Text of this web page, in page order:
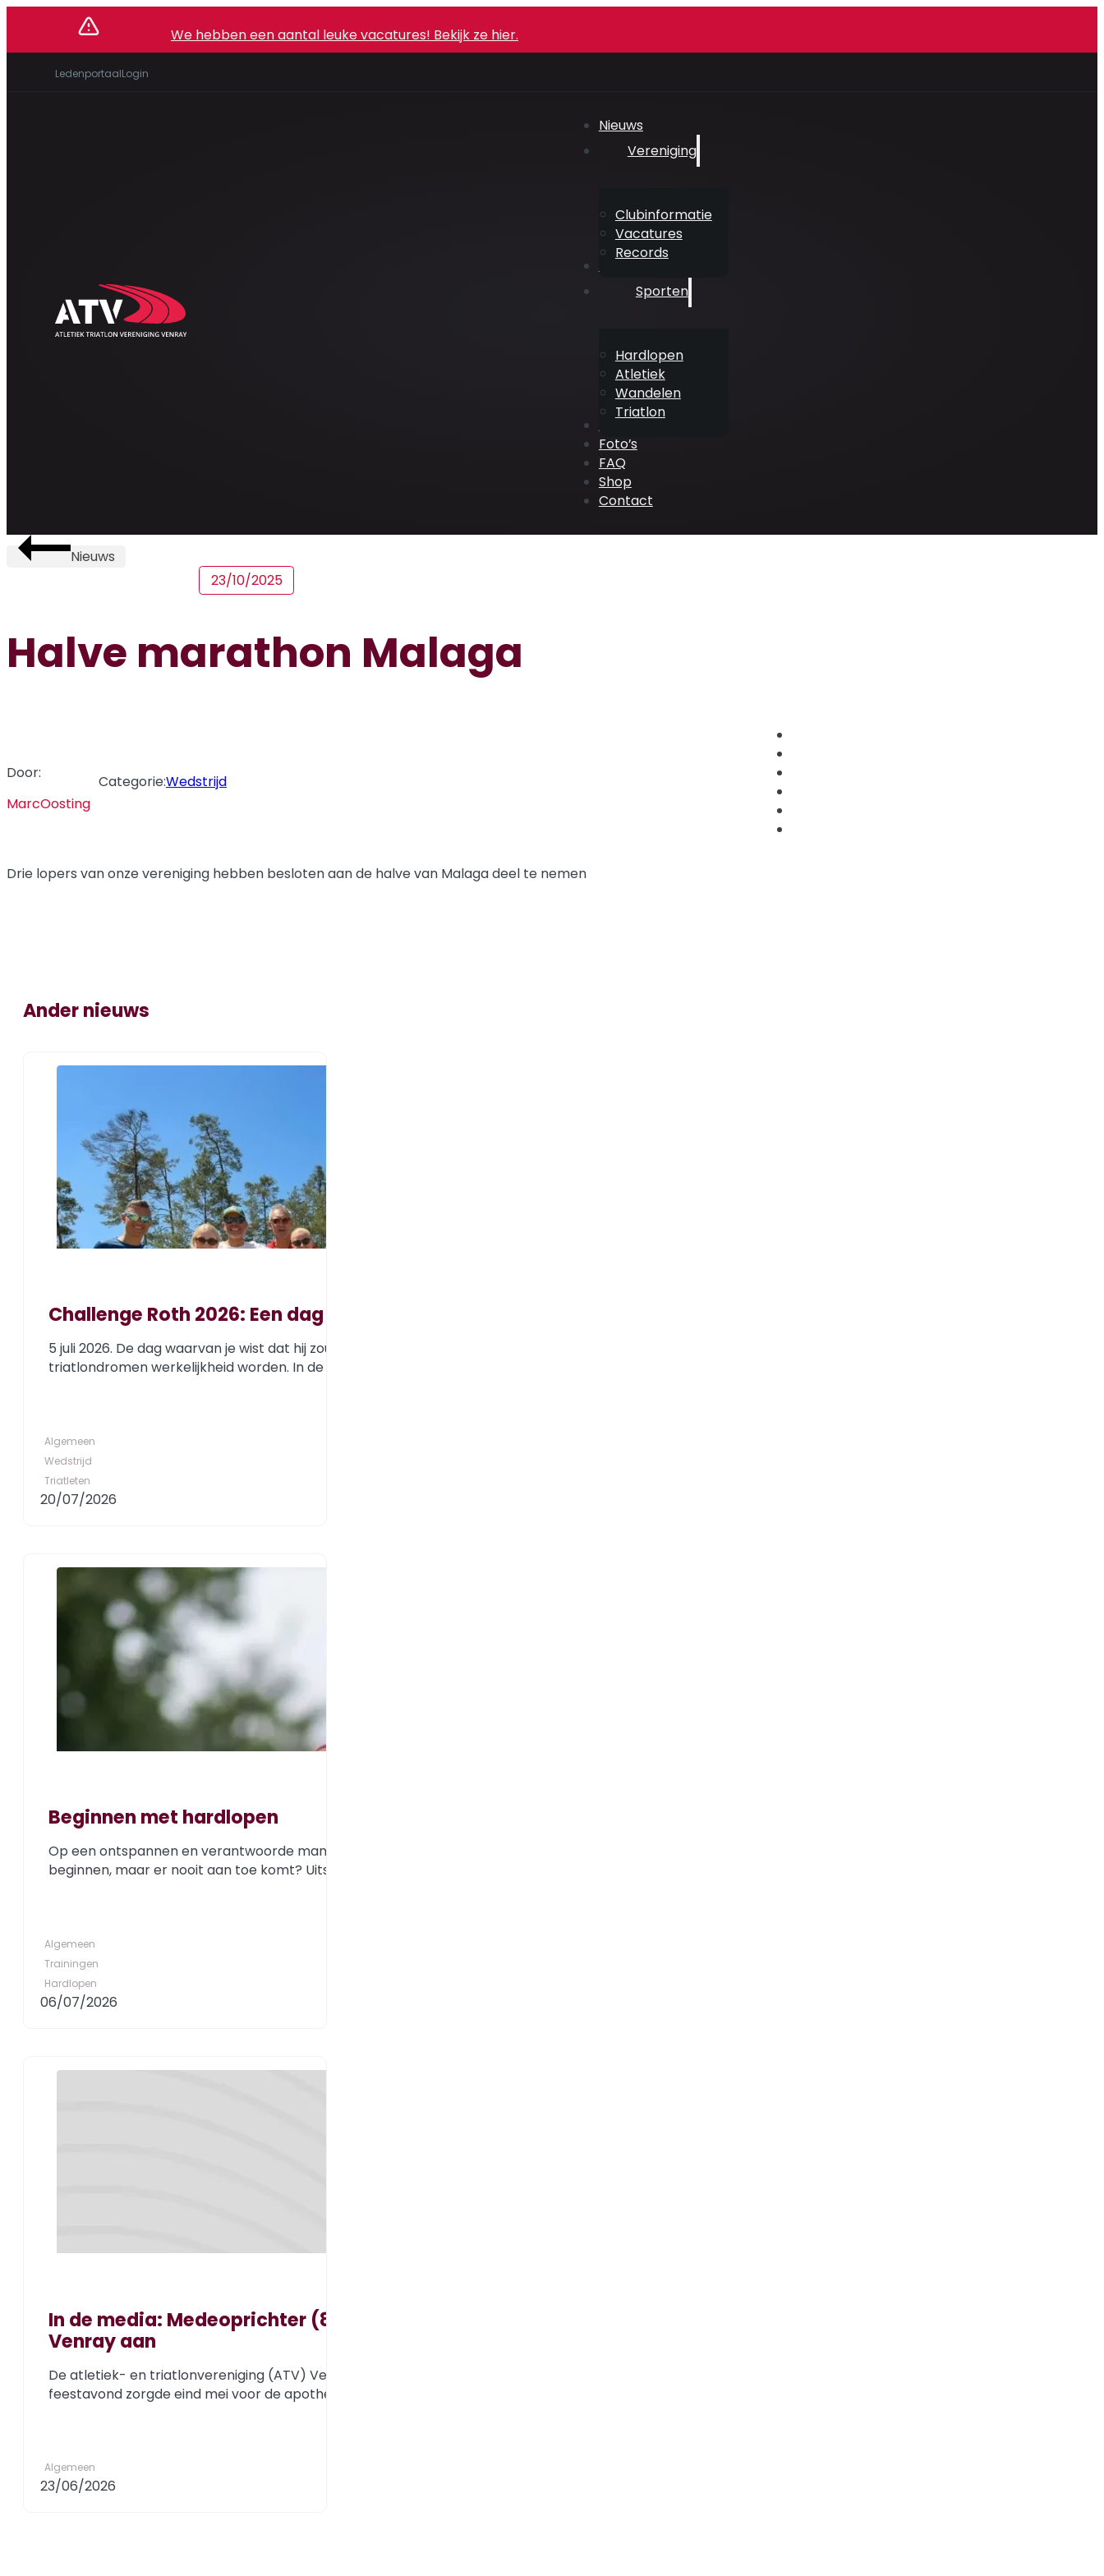
We hebben een aantal leuke vacatures! Bekijk ze hier.
LedenportaalLogin
Nieuws
Vereniging
Clubinformatie
Vacatures
Records
Sporten
Hardlopen
Atletiek
Wandelen
Triatlon
Foto’s
FAQ
Shop
Contact
Nieuws
23/10/2025
Halve marathon Malaga
Door:
MarcOosting
Categorie:Wedstrijd
Drie lopers van onze vereniging hebben besloten aan de halve van Malaga deel te nemen
Ander nieuws
Challenge Roth 2026: Een dag om nooit te vergeten
5 juli 2026. De dag waarvan je wist dat hij zou komen. Maanden van trainen, plannen, twijfelen en dromen kwamen samen op één locatie: het Duitse Roth, dé plek
triatlondromen werkelijkheid worden. In de dagen voorafgaand aan de wedstrijd...
Algemeen
Wedstrijd
Triatleten
20/07/2026
Beginnen met hardlopen
Op een ontspannen en verantwoorde manier beginnen met hardlopen? Dat kan bij Atletiek en Triatlonvereniging Venray. Ben jij juist iemand die wel graag wil
beginnen, maar er nooit aan toe komt? Uitstelt tot morgen, van uitstel komt afstel? Wij kunnen...
Algemeen
Trainingen
Hardlopen
06/07/2026
In de media: Medeoprichter (83) moet jubileumfeest ATV
Venray aan
De atletiek- en triatlonvereniging (ATV) Venray bestaat vijftig jaar. Een fakkeltocht markeerde begin van dit jaar het gouden jubileum. Een groots opgezette
feestavond zorgde eind mei voor de apotheose. Een individuele actie tijdens een avondshowloop van Wiel Michiels tussen Uden...
Algemeen
23/06/2026